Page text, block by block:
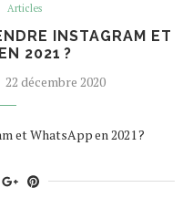
Articles
INSTAGRAM ET
2021 ?
22 décembre 2020
et WhatsApp en 2021 ?